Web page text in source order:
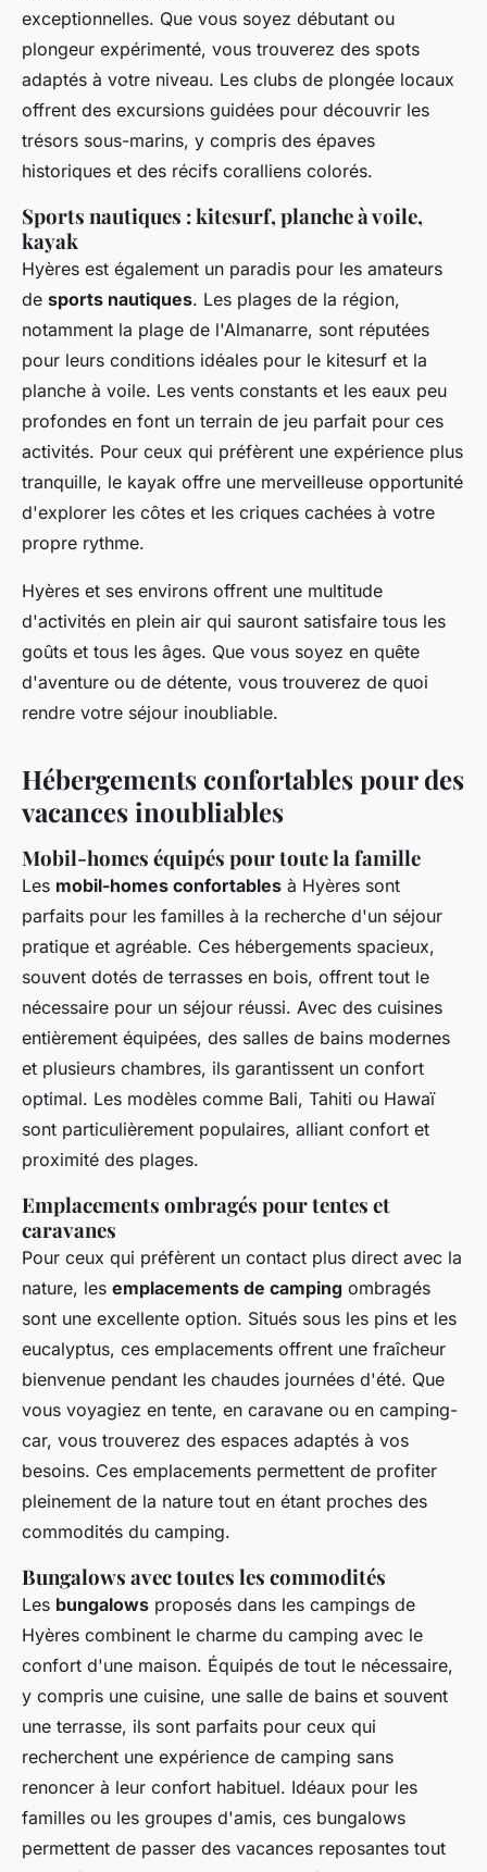
exceptionnelles. Que vous soyez débutant ou
plongeur expérimenté, vous trouverez des spots
adaptés à votre niveau. Les clubs de plongée locaux
offrent des excursions guidées pour découvrir les
trésors sous-marins, y compris des épaves
historiques et des récifs coralliens colorés.
Sports nautiques : kitesurf, planche à voile,
kayak
Hyères est également un paradis pour les amateurs
de sports nautiques. Les plages de la région,
notamment la plage de l'Almanarre, sont réputées
pour leurs conditions idéales pour le kitesurf et la
planche à voile. Les vents constants et les eaux peu
profondes en font un terrain de jeu parfait pour ces
activités. Pour ceux qui préfèrent une expérience plus
tranquille, le kayak offre une merveilleuse opportunité
d'explorer les côtes et les criques cachées à votre
propre rythme.
Hyères et ses environs offrent une multitude
d'activités en plein air qui sauront satisfaire tous les
goûts et tous les âges. Que vous soyez en quête
d'aventure ou de détente, vous trouverez de quoi
rendre votre séjour inoubliable.
Hébergements confortables pour des
vacances inoubliables
Mobil-homes équipés pour toute la famille
Les mobil-homes confortables à Hyères sont
parfaits pour les familles à la recherche d'un séjour
pratique et agréable. Ces hébergements spacieux,
souvent dotés de terrasses en bois, offrent tout le
nécessaire pour un séjour réussi. Avec des cuisines
entièrement équipées, des salles de bains modernes
et plusieurs chambres, ils garantissent un confort
optimal. Les modèles comme Bali, Tahiti ou Hawaï
sont particulièrement populaires, alliant confort et
proximité des plages.
Emplacements ombragés pour tentes et
caravanes
Pour ceux qui préfèrent un contact plus direct avec la
nature, les emplacements de camping ombragés
sont une excellente option. Situés sous les pins et les
eucalyptus, ces emplacements offrent une fraîcheur
bienvenue pendant les chaudes journées d'été. Que
vous voyagiez en tente, en caravane ou en camping-
car, vous trouverez des espaces adaptés à vos
besoins. Ces emplacements permettent de profiter
pleinement de la nature tout en étant proches des
commodités du camping.
Bungalows avec toutes les commodités
Les bungalows proposés dans les campings de
Hyères combinent le charme du camping avec le
confort d'une maison. Équipés de tout le nécessaire,
y compris une cuisine, une salle de bains et souvent
une terrasse, ils sont parfaits pour ceux qui
recherchent une expérience de camping sans
renoncer à leur confort habituel. Idéaux pour les
familles ou les groupes d'amis, ces bungalows
permettent de passer des vacances reposantes tout